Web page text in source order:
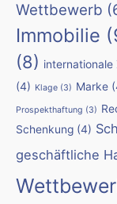
Wettbewerb
Immobilie
(8)
(4) Klage (3) Marke
Prospekthaftung (3)
Schenkung (4)
geschäftliche